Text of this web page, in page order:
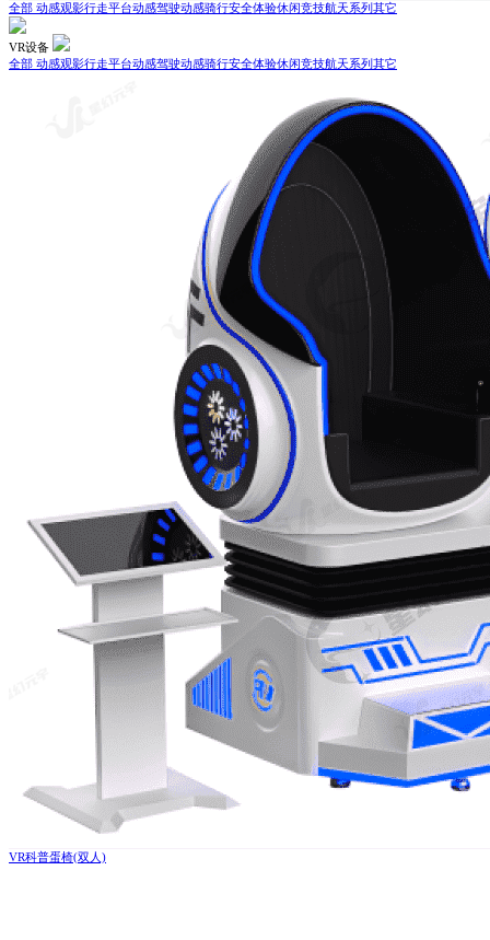
全部 动感观影行走平台动感驾驶动感骑行安全体验休闲竞技航天系列其它
VR设备
全部 动感观影行走平台动感驾驶动感骑行安全体验休闲竞技航天系列其它
VR科普蛋椅(双人)